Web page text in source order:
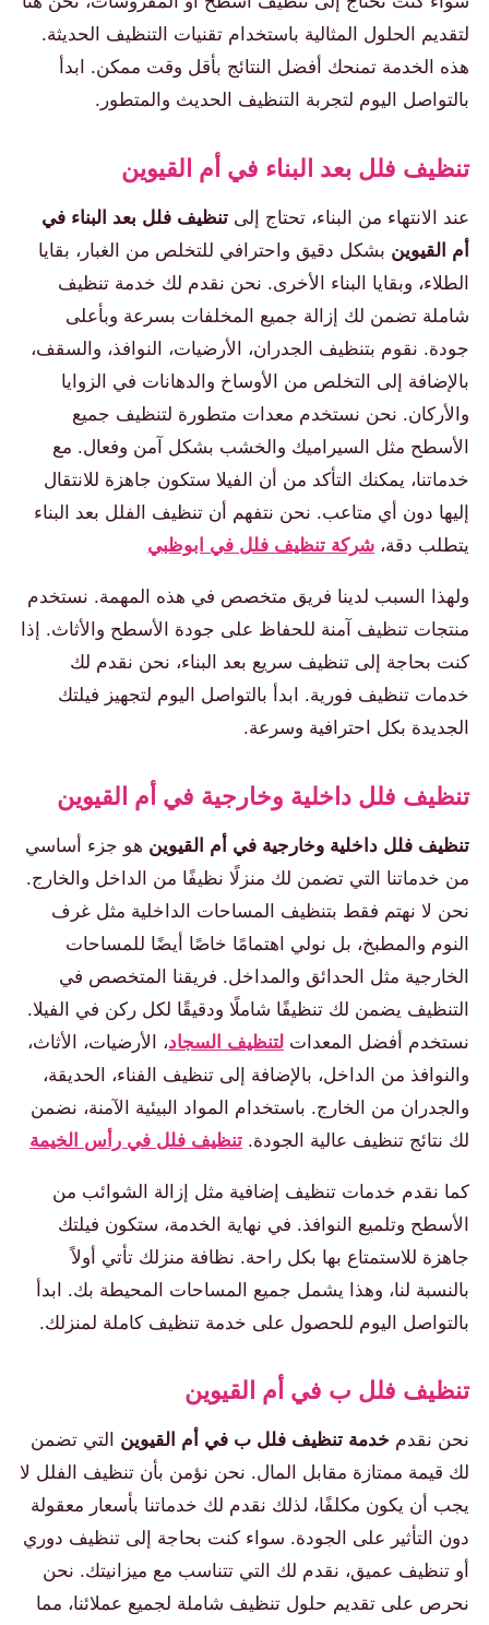
لتقديم الحلول المثالية باستخدام تقنيات التنظيف الحديثة.
هذه الخدمة تمنحك أفضل النتائج بأقل وقت ممكن. ابدأ
بالتواصل اليوم لتجربة التنظيف الحديث والمتطور.
تنظيف فلل بعد البناء في أم القيوين
عند الانتهاء من البناء، تحتاج إلى تنظيف فلل بعد البناء في
أم القيوين بشكل دقيق واحترافي للتخلص من الغبار، بقايا
الطلاء، وبقايا البناء الأخرى. نحن نقدم لك خدمة تنظيف
شاملة تضمن لك إزالة جميع المخلفات بسرعة وبأعلى
جودة. نقوم بتنظيف الجدران، الأرضيات، النوافذ، والسقف،
بالإضافة إلى التخلص من الأوساخ والدهانات في الزوايا
والأركان. نحن نستخدم معدات متطورة لتنظيف جميع
الأسطح مثل السيراميك والخشب بشكل آمن وفعال. مع
خدماتنا، يمكنك التأكد من أن الفيلا ستكون جاهزة للانتقال
إليها دون أي متاعب. نحن نتفهم أن تنظيف الفلل بعد البناء
يتطلب دقة، شركة تنظيف فلل في ابوظبي
ولهذا السبب لدينا فريق متخصص في هذه المهمة. نستخدم
منتجات تنظيف آمنة للحفاظ على جودة الأسطح والأثاث. إذا
كنت بحاجة إلى تنظيف سريع بعد البناء، نحن نقدم لك
خدمات تنظيف فورية. ابدأ بالتواصل اليوم لتجهيز فيلتك
الجديدة بكل احترافية وسرعة.
تنظيف فلل داخلية وخارجية في أم القيوين
تنظيف فلل داخلية وخارجية في أم القيوين هو جزء أساسي
من خدماتنا التي تضمن لك منزلًا نظيفًا من الداخل والخارج.
نحن لا نهتم فقط بتنظيف المساحات الداخلية مثل غرف
النوم والمطبخ، بل نولي اهتمامًا خاصًا أيضًا للمساحات
الخارجية مثل الحدائق والمداخل. فريقنا المتخصص في
التنظيف يضمن لك تنظيفًا شاملًا ودقيقًا لكل ركن في الفيلا.
نستخدم أفضل المعدات لتنظيف السجاد، الأرضيات، الأثاث،
والنوافذ من الداخل، بالإضافة إلى تنظيف الفناء، الحديقة،
والجدران من الخارج. باستخدام المواد البيئية الآمنة، نضمن
لك نتائج تنظيف عالية الجودة. تنظيف فلل في رأس الخيمة
كما نقدم خدمات تنظيف إضافية مثل إزالة الشوائب من
الأسطح وتلميع النوافذ. في نهاية الخدمة، ستكون فيلتك
جاهزة للاستمتاع بها بكل راحة. نظافة منزلك تأتي أولاً
بالنسبة لنا، وهذا يشمل جميع المساحات المحيطة بك. ابدأ
بالتواصل اليوم للحصول على خدمة تنظيف كاملة لمنزلك.
تنظيف فلل ب في أم القيوين
نحن نقدم خدمة تنظيف فلل ب في أم القيوين التي تضمن
لك قيمة ممتازة مقابل المال. نحن نؤمن بأن تنظيف الفلل لا
يجب أن يكون مكلفًا، لذلك نقدم لك خدماتنا بأسعار معقولة
دون التأثير على الجودة. سواء كنت بحاجة إلى تنظيف دوري
أو تنظيف عميق، نقدم لك التي تتناسب مع ميزانيتك. نحن
نحرص على تقديم حلول تنظيف شاملة لجميع عملائنا، مما